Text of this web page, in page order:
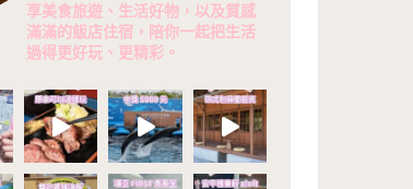
享美食旅遊、生活好物，以及質感
滿滿的飯店住宿，陪你一起把生活
過得更好玩、更精彩。